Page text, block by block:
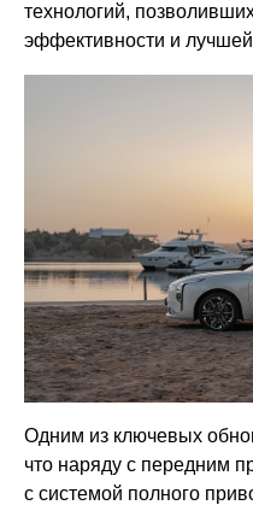
технологий,
эффективности и
Одним из ключевых
что наряду с передним
с системой полного